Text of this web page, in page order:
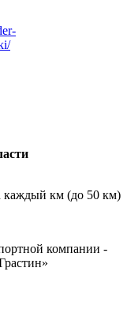
каждый км (до 50 км)
компании -